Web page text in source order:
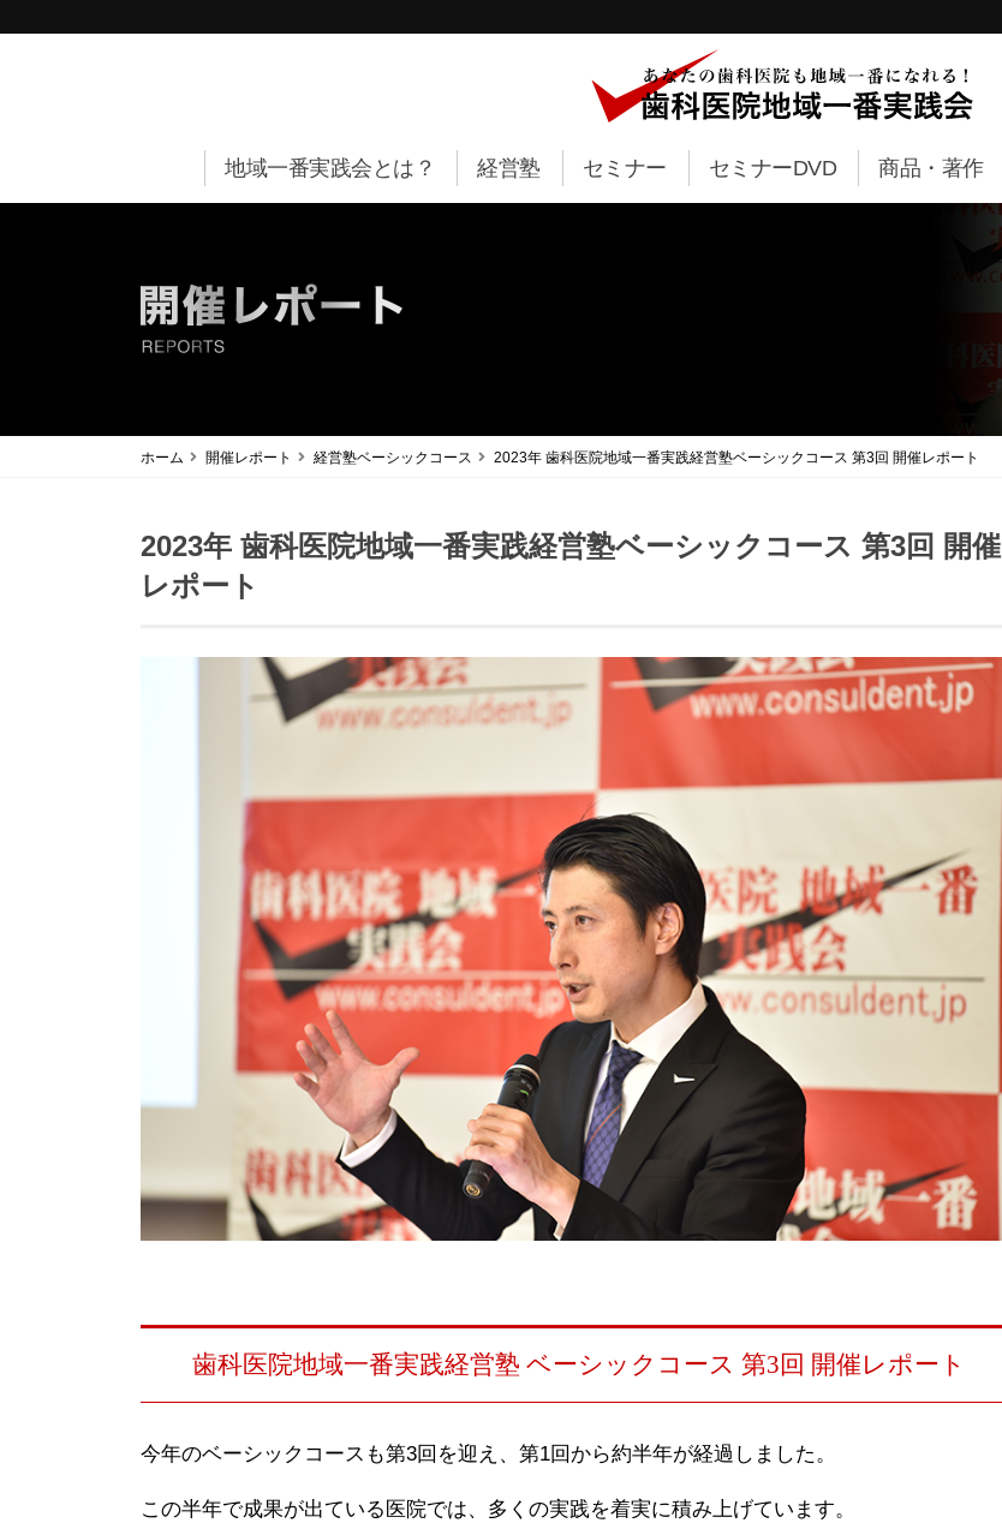
地域一番実践会とは？ 経営塾 セミナー セミナーDVD 商品・著作
ホーム 開催レポート 経営塾ベーシックコース 2023年 歯科医院地域一番実践経営塾ベーシックコース 第3回 開催レポート
2023年 歯科医院地域一番実践経営塾ベーシックコース 第3回 開催
レポート
歯科医院地域一番実践経営塾 ベーシックコース 第3回 開催レポート
今年のベーシックコースも第3回を迎え、第1回から約半年が経過しました。
この半年で成果が出ている医院では、多くの実践を着実に積み上げています。